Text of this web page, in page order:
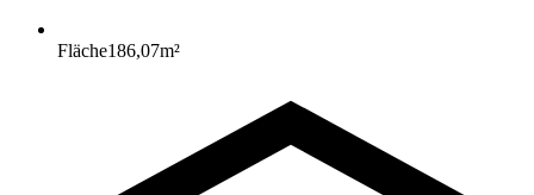
Fläche186,07m²